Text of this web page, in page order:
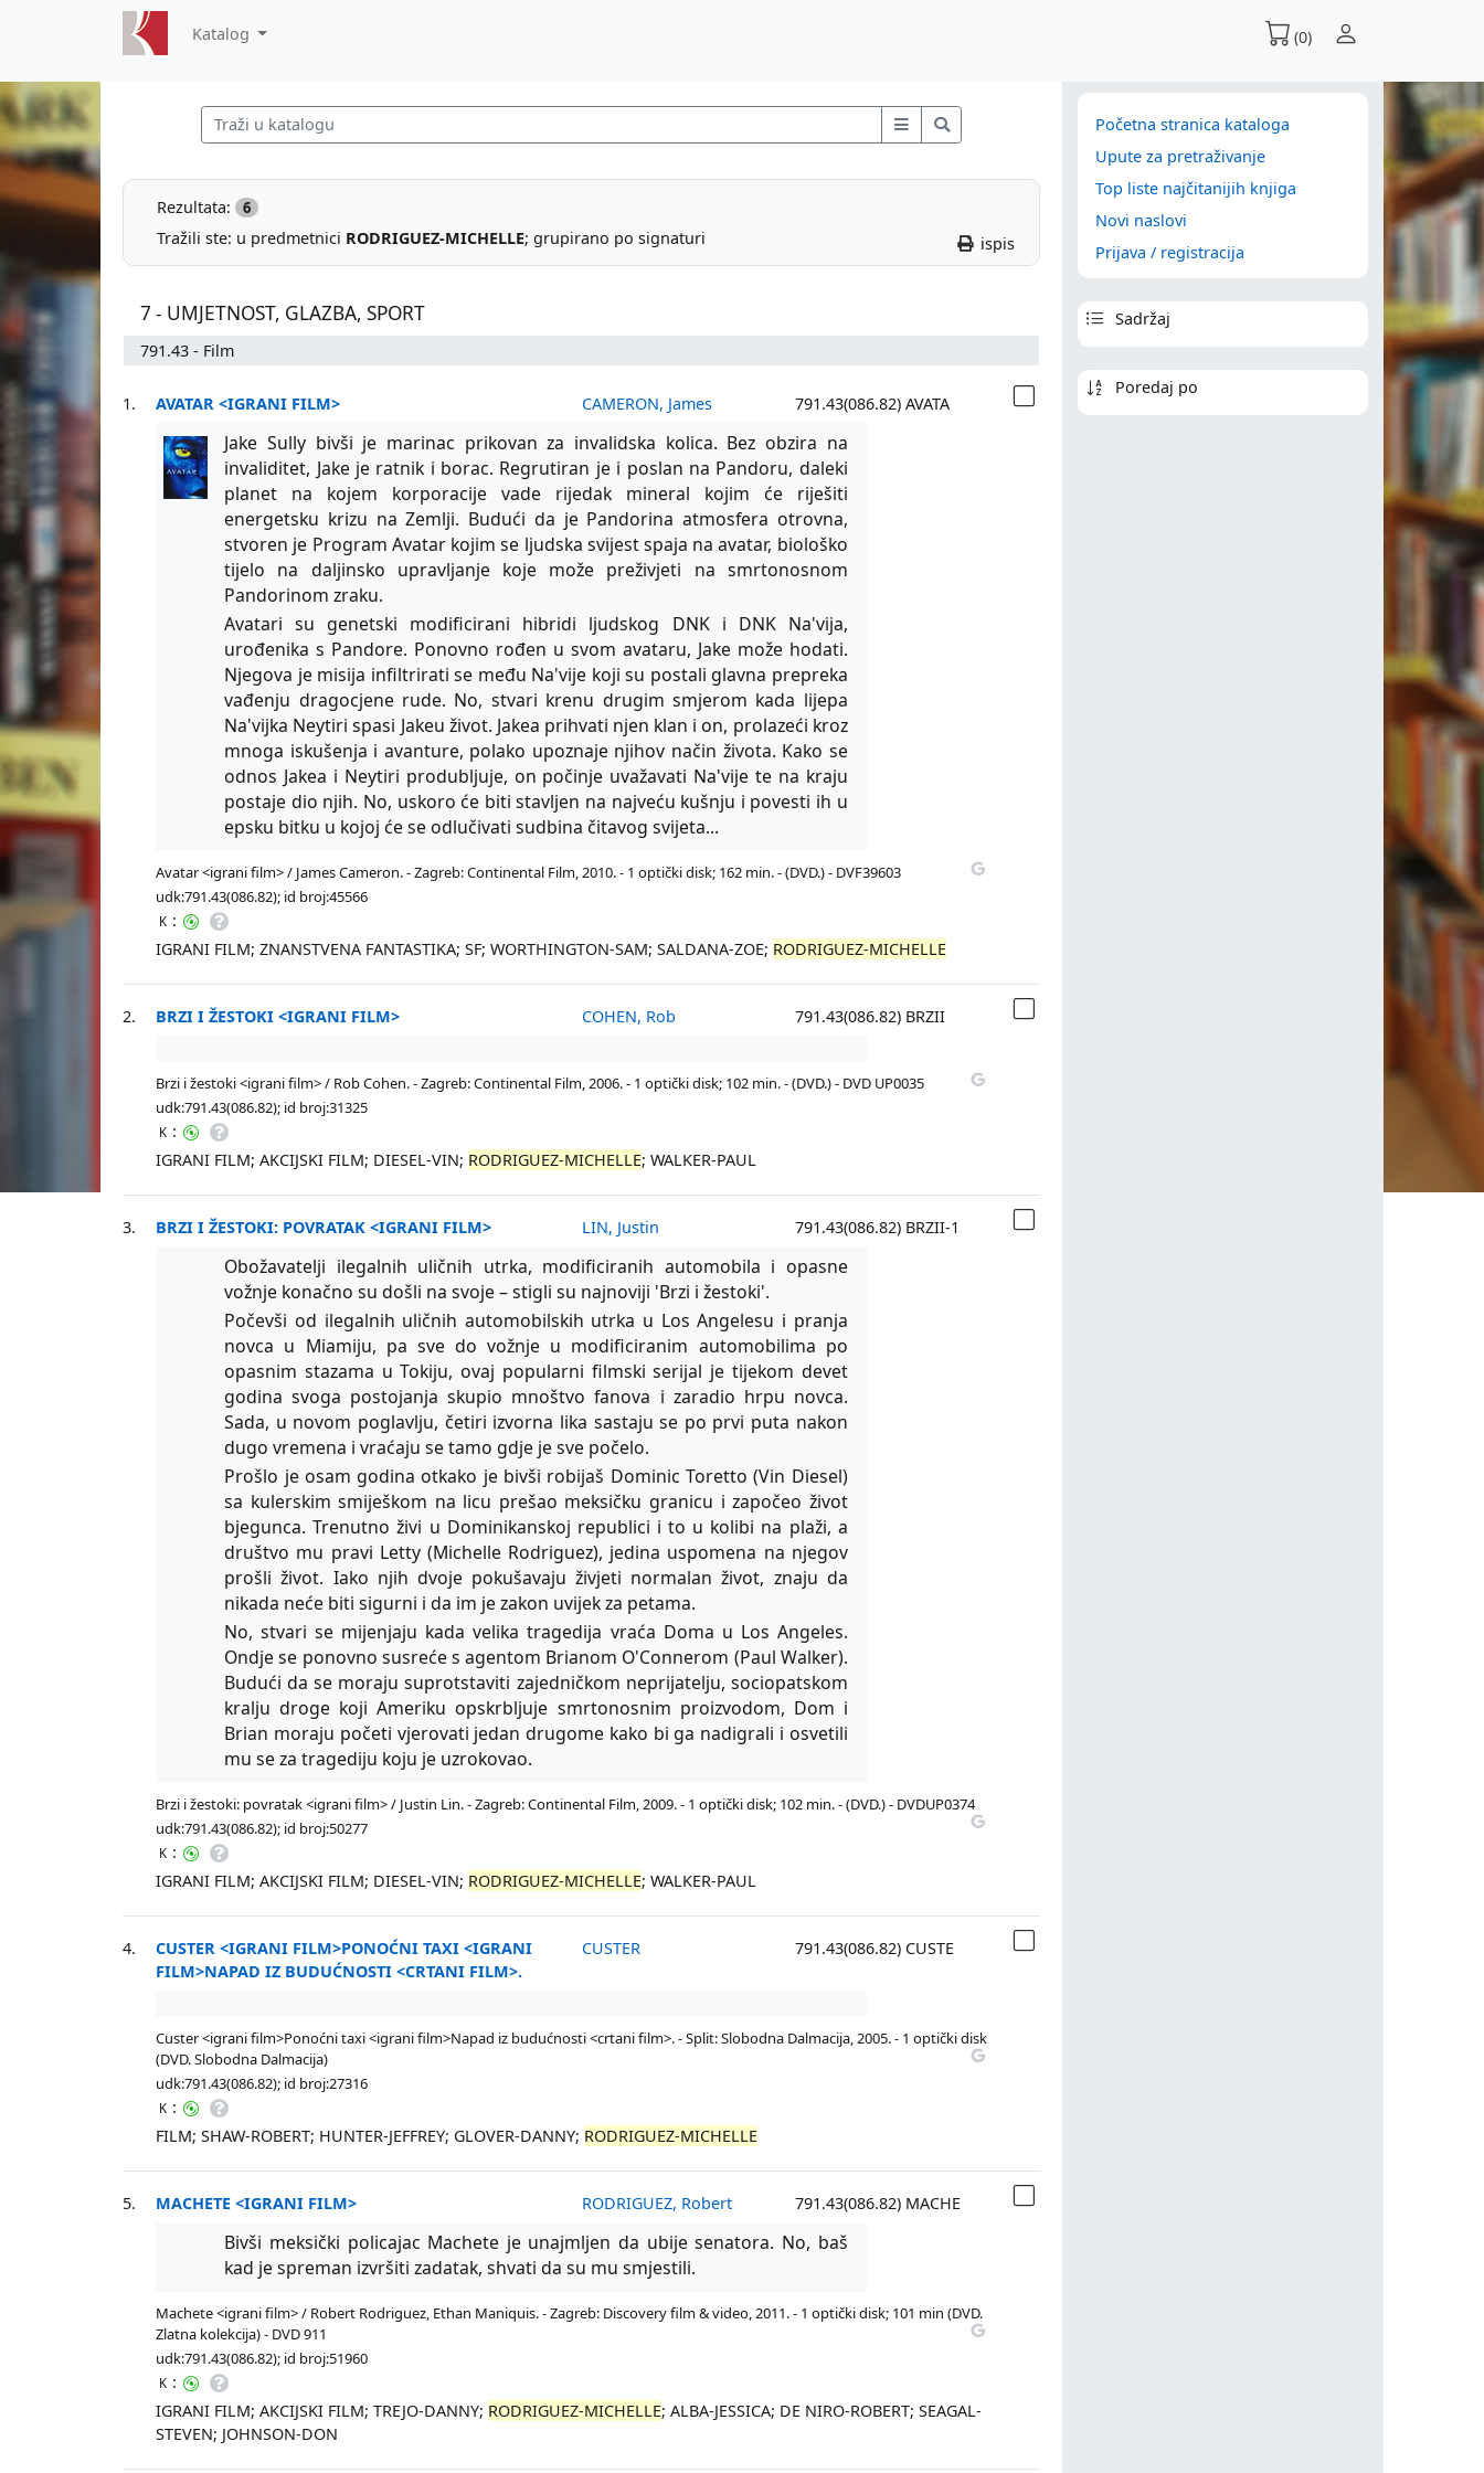
Katalog (0)
Rezultata: 6
Tražili ste: u predmetnici RODRIGUEZ-MICHELLE; grupirano po signaturi ispis
7 - UMJETNOST, GLAZBA, SPORT
791.43 - Film
1. AVATAR <IGRANI FILM> CAMERON, James 791.43(086.82) AVATA
Jake Sully bivši je marinac prikovan za invalidska kolica. Bez obzira na
invaliditet, Jake je ratnik i borac. Regrutiran je i poslan na Pandoru, daleki
planet na kojem korporacije vade rijedak mineral kojim će riješiti
energetsku krizu na Zemlji. Budući da je Pandorina atmosfera otrovna,
stvoren je Program Avatar kojim se ljudska svijest spaja na avatar, biološko
tijelo na daljinsko upravljanje koje može preživjeti na smrtonosnom
Pandorinom zraku.
Avatari su genetski modificirani hibridi ljudskog DNK i DNK Na'vija,
urođenika s Pandore. Ponovno rođen u svom avataru, Jake može hodati.
Njegova je misija infiltrirati se među Na'vije koji su postali glavna prepreka
vađenju dragocjene rude. No, stvari krenu drugim smjerom kada lijepa
Na'vijka Neytiri spasi Jakeu život. Jakea prihvati njen klan i on, prolazeći kroz
mnoga iskušenja i avanture, polako upoznaje njihov način života. Kako se
odnos Jakea i Neytiri produbljuje, on počinje uvažavati Na'vije te na kraju
postaje dio njih. No, uskoro će biti stavljen na najveću kušnju i povesti ih u
epsku bitku u kojoj će se odlučivati sudbina čitavog svijeta...
Avatar <igrani film> / James Cameron. - Zagreb: Continental Film, 2010. - 1 optički disk; 162 min. - (DVD.) - DVF39603
udk:791.43(086.82); id broj:45566
K :
IGRANI FILM; ZNANSTVENA FANTASTIKA; SF; WORTHINGTON-SAM; SALDANA-ZOE; RODRIGUEZ-MICHELLE
2. BRZI I ŽESTOKI <IGRANI FILM> COHEN, Rob 791.43(086.82) BRZII
Brzi i žestoki <igrani film> / Rob Cohen. - Zagreb: Continental Film, 2006. - 1 optički disk; 102 min. - (DVD.) - DVD UP0035
udk:791.43(086.82); id broj:31325
K :
IGRANI FILM; AKCIJSKI FILM; DIESEL-VIN; RODRIGUEZ-MICHELLE; WALKER-PAUL
3. BRZI I ŽESTOKI: POVRATAK <IGRANI FILM> LIN, Justin 791.43(086.82) BRZII-1
Obožavatelji ilegalnih uličnih utrka, modificiranih automobila i opasne
vožnje konačno su došli na svoje – stigli su najnoviji 'Brzi i žestoki'.
Počevši od ilegalnih uličnih automobilskih utrka u Los Angelesu i pranja
novca u Miamiju, pa sve do vožnje u modificiranim automobilima po
opasnim stazama u Tokiju, ovaj popularni filmski serijal je tijekom devet
godina svoga postojanja skupio mnoštvo fanova i zaradio hrpu novca.
Sada, u novom poglavlju, četiri izvorna lika sastaju se po prvi puta nakon
dugo vremena i vraćaju se tamo gdje je sve počelo.
Prošlo je osam godina otkako je bivši robijaš Dominic Toretto (Vin Diesel)
sa kulerskim smiješkom na licu prešao meksičku granicu i započeo život
bjegunca. Trenutno živi u Dominikanskoj republici i to u kolibi na plaži, a
društvo mu pravi Letty (Michelle Rodriguez), jedina uspomena na njegov
prošli život. Iako njih dvoje pokušavaju živjeti normalan život, znaju da
nikada neće biti sigurni i da im je zakon uvijek za petama.
No, stvari se mijenjaju kada velika tragedija vraća Doma u Los Angeles.
Ondje se ponovno susreće s agentom Brianom O'Connerom (Paul Walker).
Budući da se moraju suprotstaviti zajedničkom neprijatelju, sociopatskom
kralju droge koji Ameriku opskrbljuje smrtonosnim proizvodom, Dom i
Brian moraju početi vjerovati jedan drugome kako bi ga nadigrali i osvetili
mu se za tragediju koju je uzrokovao.
Brzi i žestoki: povratak <igrani film> / Justin Lin. - Zagreb: Continental Film, 2009. - 1 optički disk; 102 min. - (DVD.) - DVDUP0374
udk:791.43(086.82); id broj:50277
K :
IGRANI FILM; AKCIJSKI FILM; DIESEL-VIN; RODRIGUEZ-MICHELLE; WALKER-PAUL
4.
CUSTER <IGRANI FILM>PONOĆNI TAXI <IGRANI
FILM>NAPAD IZ BUDUĆNOSTI <CRTANI FILM>.
CUSTER 791.43(086.82) CUSTE
Custer <igrani film>Ponoćni taxi <igrani film>Napad iz budućnosti <crtani film>. - Split: Slobodna Dalmacija, 2005. - 1 optički disk
(DVD. Slobodna Dalmacija)
udk:791.43(086.82); id broj:27316
K :
FILM; SHAW-ROBERT; HUNTER-JEFFREY; GLOVER-DANNY; RODRIGUEZ-MICHELLE
5. MACHETE <IGRANI FILM> RODRIGUEZ, Robert 791.43(086.82) MACHE
Bivši meksički policajac Machete je unajmljen da ubije senatora. No, baš
kad je spreman izvršiti zadatak, shvati da su mu smjestili.
Machete <igrani film> / Robert Rodriguez, Ethan Maniquis. - Zagreb: Discovery film & video, 2011. - 1 optički disk; 101 min (DVD.
Zlatna kolekcija) - DVD 911
udk:791.43(086.82); id broj:51960
K :
IGRANI FILM; AKCIJSKI FILM; TREJO-DANNY; RODRIGUEZ-MICHELLE; ALBA-JESSICA; DE NIRO-ROBERT; SEAGAL-
STEVEN; JOHNSON-DON
Početna stranica kataloga
Upute za pretraživanje
Top liste najčitanijih knjiga
Novi naslovi
Prijava / registracija
Sadržaj
Poredaj po